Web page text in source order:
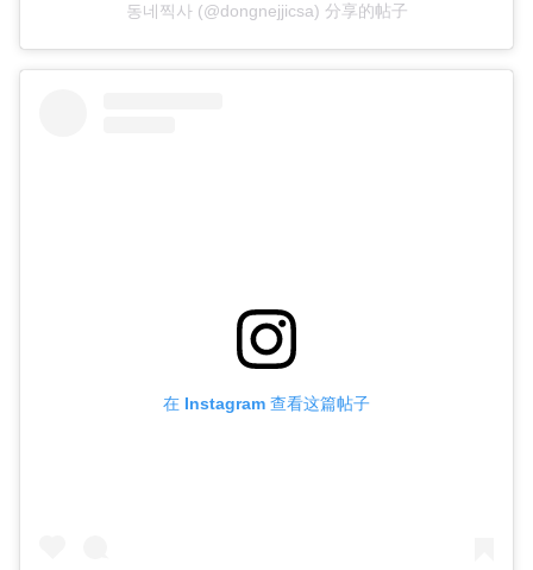
동네찍사 (@dongnejjicsa) 分享的帖子
在 Instagram 查看这篇帖子